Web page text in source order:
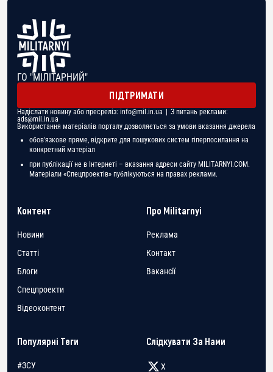
ГО "МІЛІТАРНИЙ"
ПІДТРИМАТИ
Надіслати новину або пресреліз: info@mil.in.ua | З питань реклами:
ads@mil.in.ua
Використання матеріалів порталу дозволяється за умови вказання джерела
обов'язкове пряме, відкрите для пошукових систем гіперпосилання на
конкретний матеріал
при публікації не в Інтернеті – вказання адреси сайту MILITARNYI.COM.
Матеріали «Спецпроектів» публікуються на правах реклами.
Контент
Новини
Статті
Блоги
Спецпроекти
Відеоконтент
Про Militarnyi
Реклама
Контакт
Вакансії
Популярні Теги
#ЗСУ
Слідкувати За Нами
X